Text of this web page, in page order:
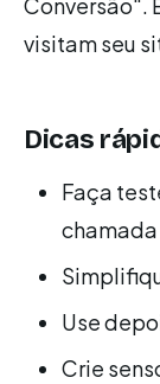
Conversão".
visitam seu
Dicas
Faça
Use
Crie